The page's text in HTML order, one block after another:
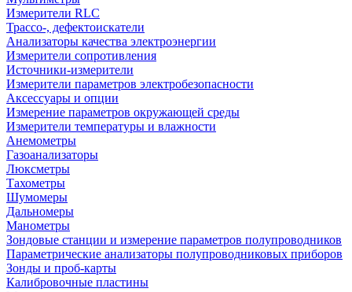
Измерители RLC
Трассо-, дефектоискатели
Анализаторы качества электроэнергии
Измерители сопротивления
Источники-измерители
Измерители параметров электробезопасности
Аксессуары и опции
Измерение параметров окружающей среды
Измерители температуры и влажности
Анемометры
Газоанализаторы
Люксметры
Тахометры
Шумомеры
Дальномеры
Манометры
Зондовые станции и измерение параметров полупроводников
Параметрические анализаторы полупроводниковых приборов
Зонды и проб-карты
Калибровочные пластины